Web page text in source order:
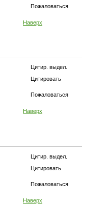
Пожаловаться
Наверх
Цитир. выдел.
Цитировать
Пожаловаться
Наверх
Цитир. выдел.
Цитировать
Пожаловаться
Наверх